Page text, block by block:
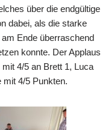
über die endgültige
dabei, als die starke
Ende überraschend
konnte. Der Applaus
4/5 an Brett 1, Luca
mit 4/5 Punkten.